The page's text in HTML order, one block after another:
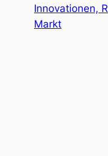
Innovationen,
Markt